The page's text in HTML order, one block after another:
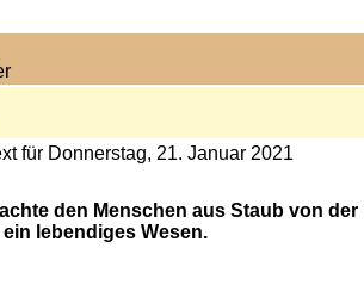
für Donnerstag, 21. Januar 2021
den Menschen aus Staub von
lebendiges Wesen.